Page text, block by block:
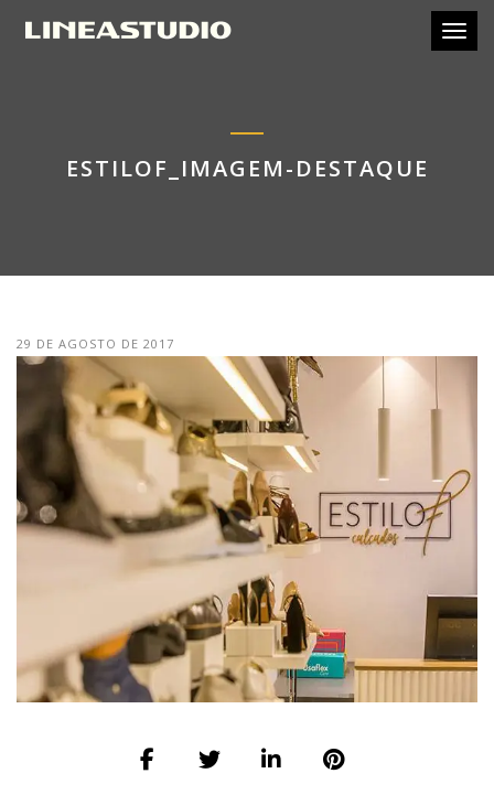
ESTILOF_IMAGEM-DESTAQUE
29 DE AGOSTO DE 2017